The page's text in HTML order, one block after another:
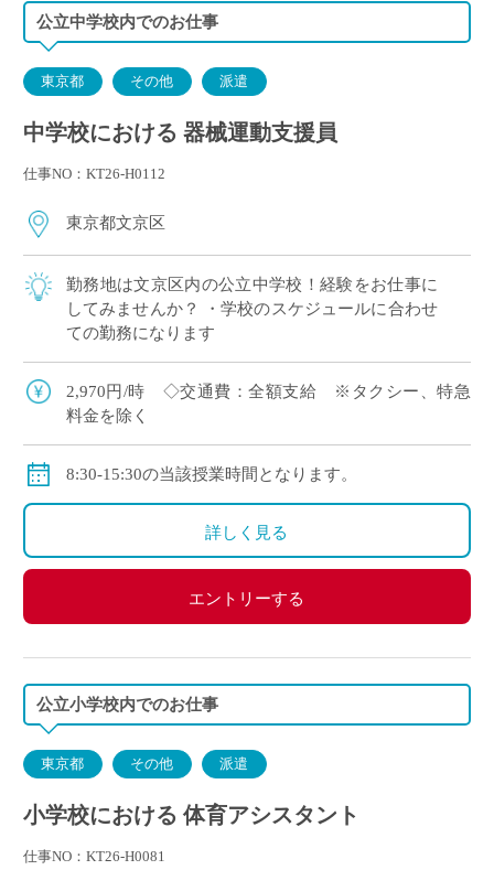
公立中学校内でのお仕事
東京都 その他 派遣
中学校における 器械運動支援員
仕事NO：KT26-H0112
東京都文京区
勤務地は文京区内の公立中学校！経験をお仕事に
してみませんか？ ・学校のスケジュールに合わせ
ての勤務になります
2,970円/時 ◇交通費：全額支給 ※タクシー、特急
料金を除く
8:30-15:30の当該授業時間となります。
詳しく見る
エントリーする
公立小学校内でのお仕事
東京都 その他 派遣
小学校における 体育アシスタント
仕事NO：KT26-H0081